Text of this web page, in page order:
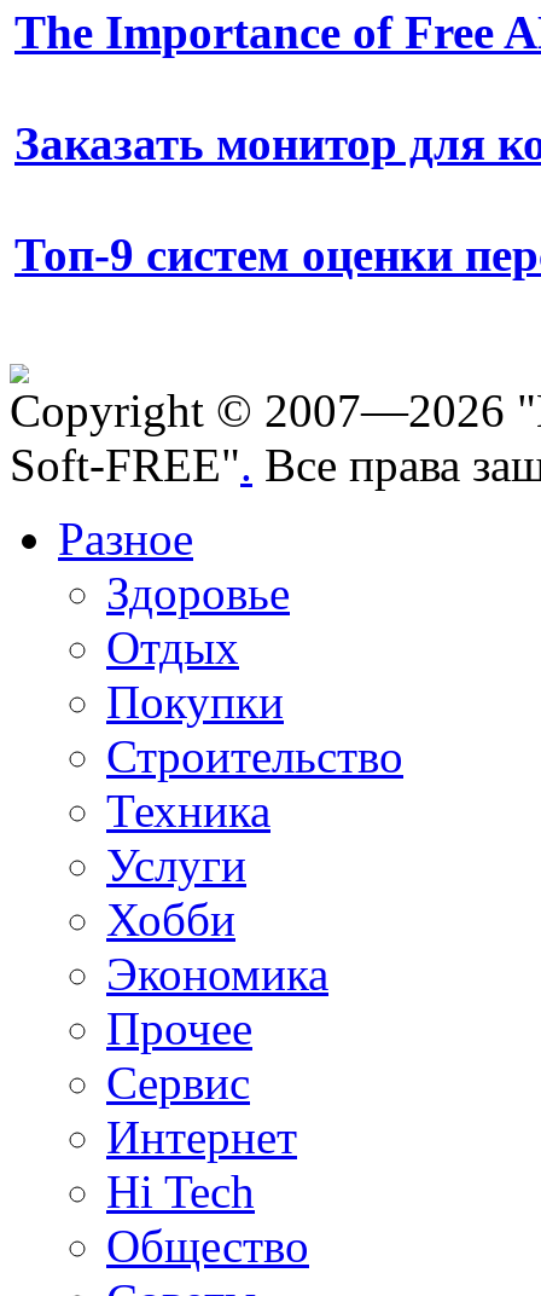
The Importance of Free
Заказать монитор для
Топ-9 систем оценки
Copyright © 2007—2026
Soft-FREE". Все права
Разное
Здоровье
Отдых
Покупки
Строительство
Техника
Услуги
Хобби
Экономика
Прочее
Сервис
Интернет
Hi Tech
Общество